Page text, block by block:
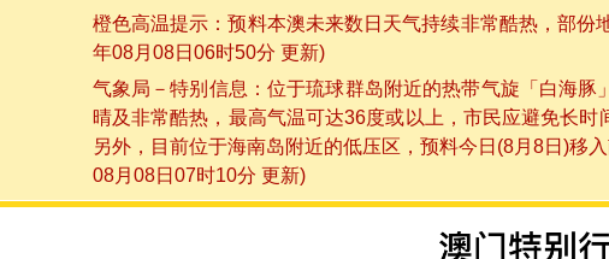
橙色高温提示：预料本澳未来数日天气持续非常酷热，部
年08月08日06时50分 更新)
气象局－特别信息：位于琉球群岛附近的热带气旋「白海
晴及非常酷热，最高气温可达36度或以上，市民应避免长
另外，目前位于海南岛附近的低压区，预料今日(8月8日)移
08月08日07时10分 更新)